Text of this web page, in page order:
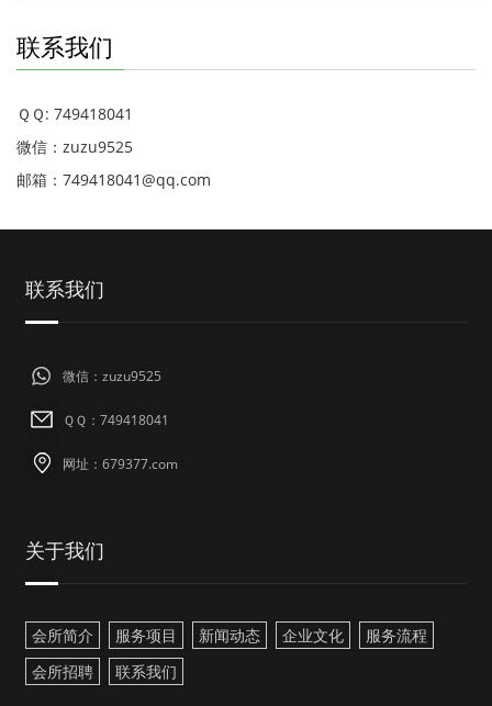
联系我们
ＱＱ: 749418041
微信：zuzu9525
邮箱：749418041@qq.com
联系我们
微信：zuzu9525
ＱＱ：749418041
网址：679377.com
关于我们
会所简介 服务项目 新闻动态 企业文化
服务流程
会所招聘
联系我们